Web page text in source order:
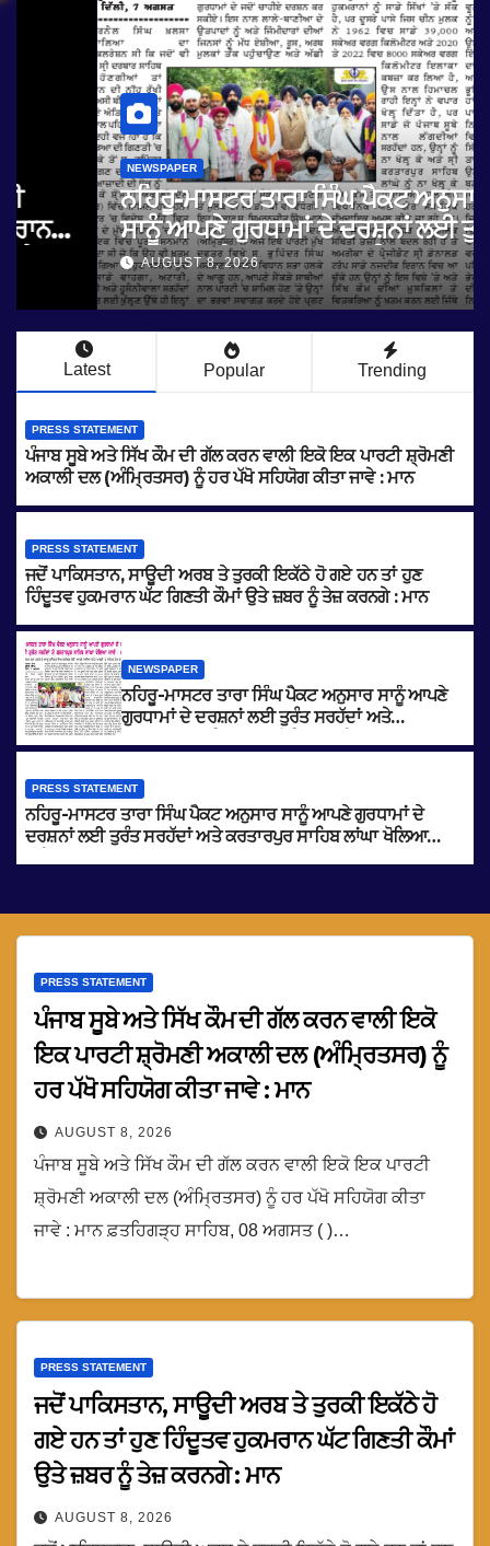
NEWSPAPER
ਨਹਿਰੂ-ਮਾਸਟਰ ਤਾਰਾ ਸਿੰਘ ਪੈਕਟ ਅਨੁਸਾਰ
ਸਾਨੂੰ ਆਪਣੇ ਗੁਰਧਾਮਾਂ ਦੇ ਦਰਸ਼ਨਾਂ ਲਈ ਤੁਰੰਤ
ਸਰਹੱਦਾਂ ਅਤੇ ਕਰਤਾਰਪੁਰ ਸਾਹਿਬ ਲਾਂਘਾ
ਖੋਲਿਆ ਜਾਵੇ : ਮਾਨ
AUGUST 8, 2026
Latest Popular Trending
PRESS STATEMENT
ਪੰਜਾਬ ਸੂਬੇ ਅਤੇ ਸਿੱਖ ਕੌਮ ਦੀ ਗੱਲ ਕਰਨ ਵਾਲੀ ਇਕੋ ਇਕ ਪਾਰਟੀ ਸ਼੍ਰੋਮਣੀ
ਅਕਾਲੀ ਦਲ (ਅੰਮ੍ਰਿਤਸਰ) ਨੂੰ ਹਰ ਪੱਖੋ ਸਹਿਯੋਗ ਕੀਤਾ ਜਾਵੇ : ਮਾਨ
PRESS STATEMENT
ਜਦੋਂ ਪਾਕਿਸਤਾਨ, ਸਾਊਦੀ ਅਰਬ ਤੇ ਤੁਰਕੀ ਇਕੱਠੇ ਹੋ ਗਏ ਹਨ ਤਾਂ ਹੁਣ
ਹਿੰਦੂਤਵ ਹੁਕਮਰਾਨ ਘੱਟ ਗਿਣਤੀ ਕੌਮਾਂ ਉਤੇ ਜ਼ਬਰ ਨੂੰ ਤੇਜ਼ ਕਰਨਗੇ : ਮਾਨ
NEWSPAPER
ਨਹਿਰੂ-ਮਾਸਟਰ ਤਾਰਾ ਸਿੰਘ ਪੈਕਟ ਅਨੁਸਾਰ ਸਾਨੂੰ ਆਪਣੇ
ਗੁਰਧਾਮਾਂ ਦੇ ਦਰਸ਼ਨਾਂ ਲਈ ਤੁਰੰਤ ਸਰਹੱਦਾਂ ਅਤੇ
PRESS STATEMENT
ਨਹਿਰੂ-ਮਾਸਟਰ ਤਾਰਾ ਸਿੰਘ ਪੈਕਟ ਅਨੁਸਾਰ ਸਾਨੂੰ ਆਪਣੇ ਗੁਰਧਾਮਾਂ ਦੇ
ਦਰਸ਼ਨਾਂ ਲਈ ਤੁਰੰਤ ਸਰਹੱਦਾਂ ਅਤੇ ਕਰਤਾਰਪੁਰ ਸਾਹਿਬ ਲਾਂਘਾ ਖੋਲਿਆ
PRESS STATEMENT
ਪੰਜਾਬ ਸੂਬੇ ਅਤੇ ਸਿੱਖ ਕੌਮ ਦੀ ਗੱਲ ਕਰਨ ਵਾਲੀ ਇਕੋ
ਇਕ ਪਾਰਟੀ ਸ਼੍ਰੋਮਣੀ ਅਕਾਲੀ ਦਲ (ਅੰਮ੍ਰਿਤਸਰ) ਨੂੰ
ਹਰ ਪੱਖੋ ਸਹਿਯੋਗ ਕੀਤਾ ਜਾਵੇ : ਮਾਨ
AUGUST 8, 2026
ਪੰਜਾਬ ਸੂਬੇ ਅਤੇ ਸਿੱਖ ਕੌਮ ਦੀ ਗੱਲ ਕਰਨ ਵਾਲੀ ਇਕੋ ਇਕ ਪਾਰਟੀ
ਸ਼੍ਰੋਮਣੀ ਅਕਾਲੀ ਦਲ (ਅੰਮ੍ਰਿਤਸਰ) ਨੂੰ ਹਰ ਪੱਖੋ ਸਹਿਯੋਗ ਕੀਤਾ
ਜਾਵੇ : ਮਾਨ ਫ਼ਤਹਿਗੜ੍ਹ ਸਾਹਿਬ, 08 ਅਗਸਤ ( )…
PRESS STATEMENT
ਜਦੋਂ ਪਾਕਿਸਤਾਨ, ਸਾਊਦੀ ਅਰਬ ਤੇ ਤੁਰਕੀ ਇਕੱਠੇ ਹੋ
ਗਏ ਹਨ ਤਾਂ ਹੁਣ ਹਿੰਦੂਤਵ ਹੁਕਮਰਾਨ ਘੱਟ ਗਿਣਤੀ ਕੌਮਾਂ
ਉਤੇ ਜ਼ਬਰ ਨੂੰ ਤੇਜ਼ ਕਰਨਗੇ : ਮਾਨ
AUGUST 8, 2026